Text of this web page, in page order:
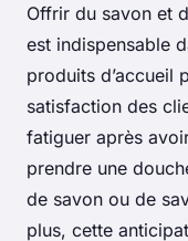
Offrir du savon et
est indispensable
produits d’accueil
satisfaction des
fatiguer après
prendre une
de savon ou de
plus, cette